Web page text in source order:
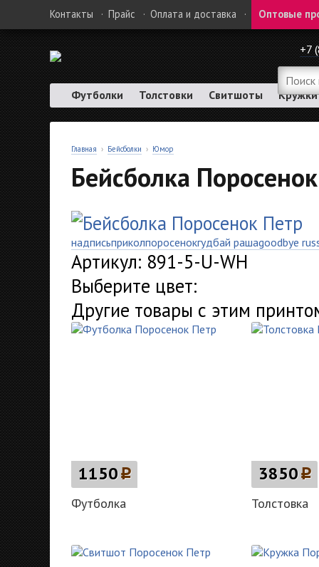
Контакты · Прайс · Оплата и доставка · Оптовые
+7
Футболки Толстовки Свитшоты Кружки
Главная › Бейсболки › Юмор
Бейсболка
надписьприколпоросенокгудбай рашаgoodbye
Артикул: 891-5-U-WH
Выберите цвет:
Другие товары с этим
1150p
Футболка
3850p
Толстовка